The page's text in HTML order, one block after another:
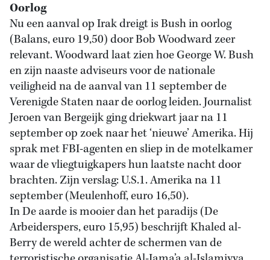
Oorlog
Nu een aanval op Irak dreigt is Bush in oorlog
(Balans, euro 19,50) door Bob Woodward zeer
relevant. Woodward laat zien hoe George W. Bush
en zijn naaste adviseurs voor de nationale
veiligheid na de aanval van 11 september de
Verenigde Staten naar de oorlog leiden. Journalist
Jeroen van Bergeijk ging driekwart jaar na 11
september op zoek naar het ‘nieuwe’ Amerika. Hij
sprak met FBI-agenten en sliep in de motelkamer
waar de vliegtuigkapers hun laatste nacht door
brachten. Zijn verslag: U.S.1. Amerika na 11
september (Meulenhoff, euro 16,50).
In De aarde is mooier dan het paradijs (De
Arbeiderspers, euro 15,95) beschrijft Khaled al-
Berry de wereld achter de schermen van de